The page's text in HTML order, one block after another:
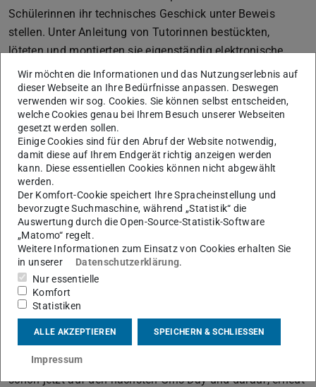
Schülerinnen ihr technisches Geschick unter Beweis
stellen. Unter Anleitung von Tutorinnen bestückten,
löteten und montierten sie eigenständig elektronische
Platinen. Die Fachschaften MEC, MedTec, etit und iST
hatten dafür mit großem Engagement eine sogenannte
„Useless Machine“ entwickelt – ein kreatives
Technikprojekt, das bei den Teilnehmerinnen für viel
Begeisterung sorgte.
Neben dem sicheren Umgang mit Lötkolben und
elektronischen Bauteilen standen vor allem Neugier,
Teamarbeit und Spaß am Ausprobieren im Vordergrund.
Die fertigen Projekte durften die Schülerinnen
anschließend mit nach Hause nehmen.
Beim gemeinsamen Mittagessen in der Mensa klang der
Girls’Day in entspannter Atmosphäre aus und bot
Gelegenheit für Gespräche und Austausch mit Tutorinnen
und Mitarbeitenden des Fachbereichs.
Der Tag zeigte eindrucksvoll, wie spannend und kreativ
technische Berufe sein können. Der Fachbereich freut sich
schon jetzt auf den nächsten Girls’Day und darauf, erneut
Wir möchten die Informationen und das Nutzungserlebnis auf
dieser Webseite an Ihre Bedürfnisse anpassen. Deswegen
verwenden wir sog. Cookies. Sie können selbst entscheiden,
welche Cookies genau bei Ihrem Besuch unserer Webseiten
gesetzt werden sollen.
Einige Cookies sind für den Abruf der Website notwendig,
damit diese auf Ihrem Endgerät richtig anzeigen werden
kann. Diese essentiellen Cookies können nicht abgewählt
werden.
Der Komfort-Cookie speichert Ihre Spracheinstellung und
bevorzugte Suchmaschine, während „Statistik“ die
Auswertung durch die Open-Source-Statistik-Software
„Matomo“ regelt.
Weitere Informationen zum Einsatz von Cookies erhalten Sie
in unserer
Datenschutzerklärung.
Nur essentielle
Komfort
Statistiken
ALLE AKZEPTIEREN SPEICHERN & SCHLIESSEN
Impressum